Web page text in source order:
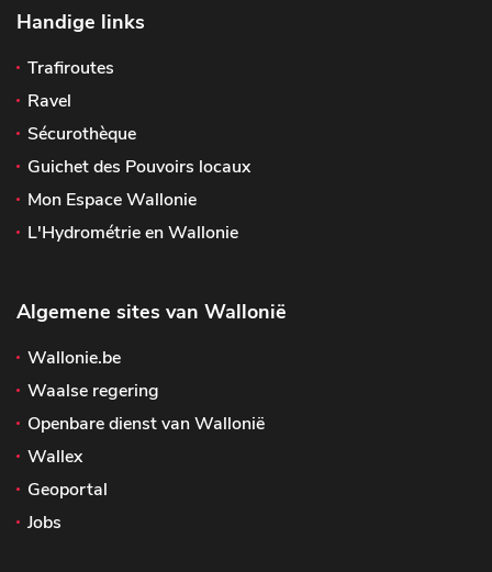
Handige links
Trafiroutes
Ravel
Sécurothèque
Guichet des Pouvoirs locaux
Mon Espace Wallonie
L'Hydrométrie en Wallonie
Algemene sites van Wallonië
Wallonie.be
Waalse regering
Openbare dienst van Wallonië
Wallex
Geoportal
Jobs